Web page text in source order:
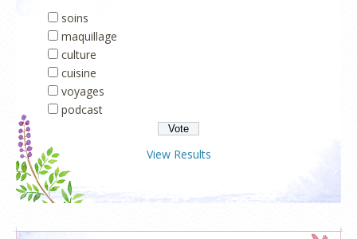
soins
maquillage
culture
cuisine
voyages
podcast
View Results